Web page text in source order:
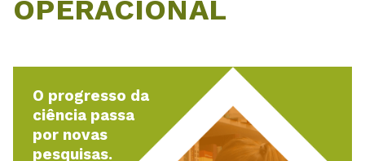
OPERACIONAL
O progresso da
ciência passa
por novas
pesquisas.